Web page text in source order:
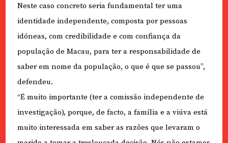
Neste caso concreto seria fundamental ter uma
identidade independente, composta por pessoas
idóneas, com credibilidade e com confiança da
população de Macau, para ter a responsabilidade de
saber em nome da população, o que é que se passou”,
defendeu.
“É muito importante (ter a comissão independente de
investigação), porque, de facto, a família e a viúva está
muito interessada em saber as razões que levaram o